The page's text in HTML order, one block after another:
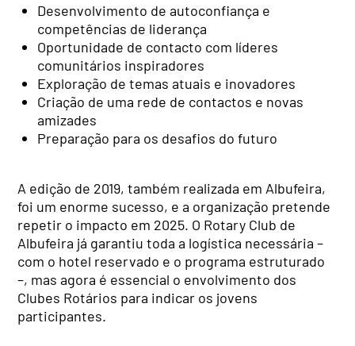
Desenvolvimento de autoconfiança e
competências de liderança
Oportunidade de contacto com líderes
comunitários inspiradores
Exploração de temas atuais e inovadores
Criação de uma rede de contactos e novas
amizades
Preparação para os desafios do futuro
A edição de 2019, também realizada em Albufeira,
foi um enorme sucesso, e a organização pretende
repetir o impacto em 2025. O Rotary Club de
Albufeira já garantiu toda a logística necessária –
com o hotel reservado e o programa estruturado
–, mas agora é essencial o envolvimento dos
Clubes Rotários para indicar os jovens
participantes.